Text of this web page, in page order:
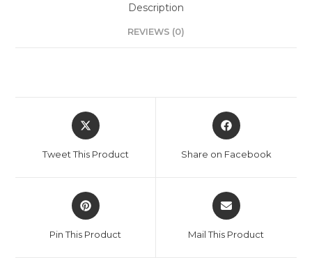
Description
REVIEWS (0)
Tweet This Product Share on Facebook
Pin This Product Mail This Product